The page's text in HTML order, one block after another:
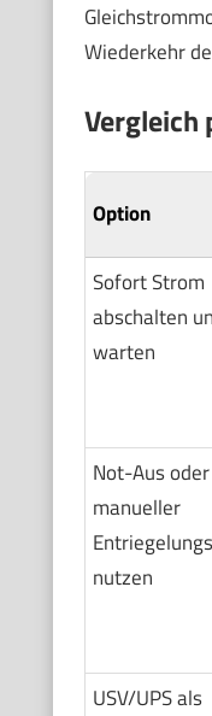
Wiederkehr
Vergleich
Option
Sofort Strom
abschalten
warten
Not-Aus oder
manueller
nutzen
USV/UPS als